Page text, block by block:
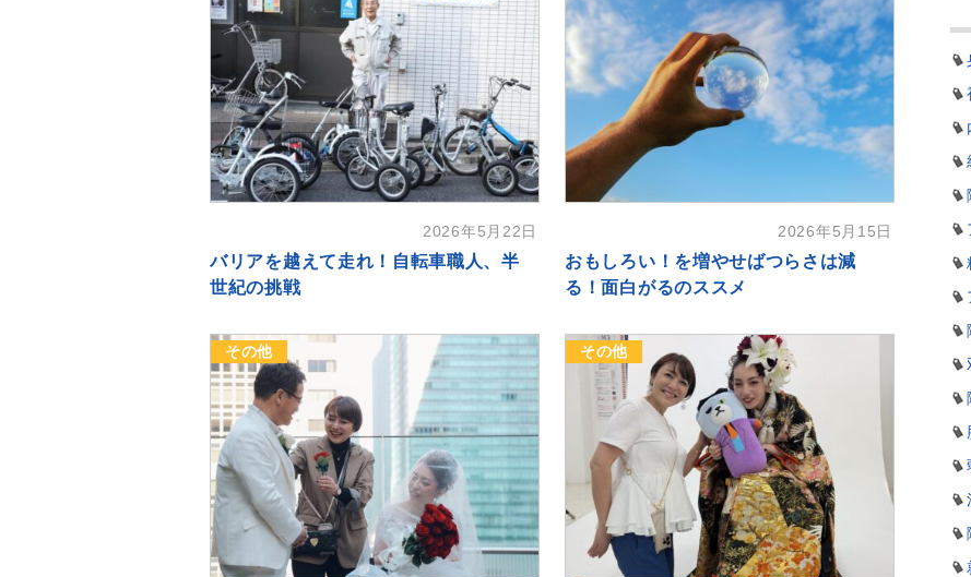
2026年5月22日
バリアを越えて走れ！自転車職人、半
世紀の挑戦
2026年5月15日
おもしろい！を増やせばつらさは減
る！面白がるのススメ
その他 その他